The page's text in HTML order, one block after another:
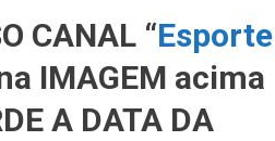
CANAL “Esporte
IMAGEM acima
A DATA DA